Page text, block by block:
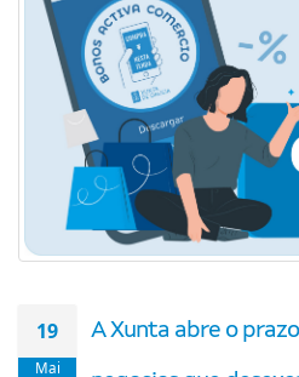
19
Mai
A Xunta abre o